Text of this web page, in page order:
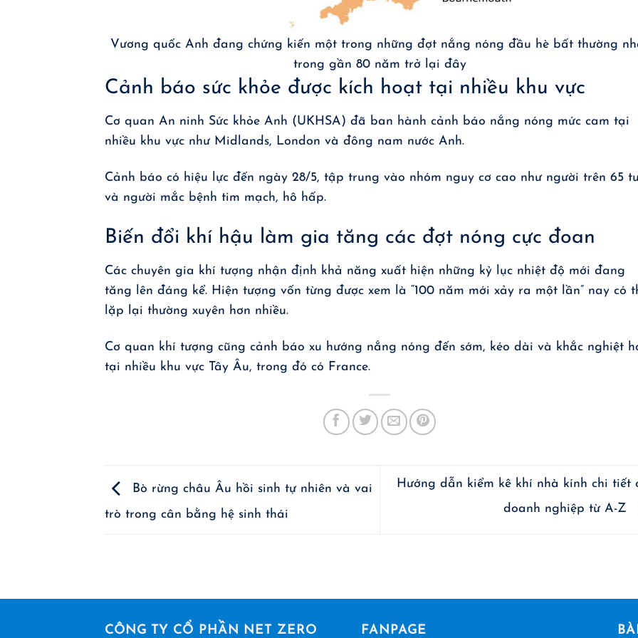
Vương quốc Anh đang chứng kiến một trong những đợt nắng nóng đầu hè bất thường
trong gần 80 năm trở lại đây
Cảnh báo sức khỏe được kích hoạt tại nhiều khu vực
Cơ quan An ninh Sức khỏe Anh (UKHSA) đã ban hành cảnh báo nắng nóng mức cam tại
nhiều khu vực như Midlands, London và đông nam nước Anh.
Cảnh báo có hiệu lực đến ngày 28/5, tập trung vào nhóm nguy cơ cao như người trên 65
và người mắc bệnh tim mạch, hô hấp.
Biến đổi khí hậu làm gia tăng các đợt nóng cực đoan
Các chuyên gia khí tượng nhận định khả năng xuất hiện những kỷ lục nhiệt độ mới đang
tăng lên đáng kể. Hiện tượng vốn từng được xem là “100 năm mới xảy ra một lần” nay có
lặp lại thường xuyên hơn nhiều.
Cơ quan khí tượng cũng cảnh báo xu hướng nắng nóng đến sớm, kéo dài và khắc nghiệt
tại nhiều khu vực Tây Âu, trong đó có France.
Bò rừng châu Âu hồi sinh tự nhiên và vai
trò trong cân bằng hệ sinh thái
Hướng dẫn kiểm kê khí nhà kính chi tiết
doanh nghiệp từ A-Z
CÔNG TY CỔ PHẦN NET ZERO FANPAGE